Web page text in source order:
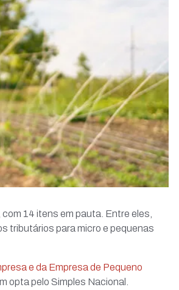
14 itens em pauta. Entre eles,
tributários para micro e pequenas
e da Empresa de Pequeno
opta pelo Simples Nacional.